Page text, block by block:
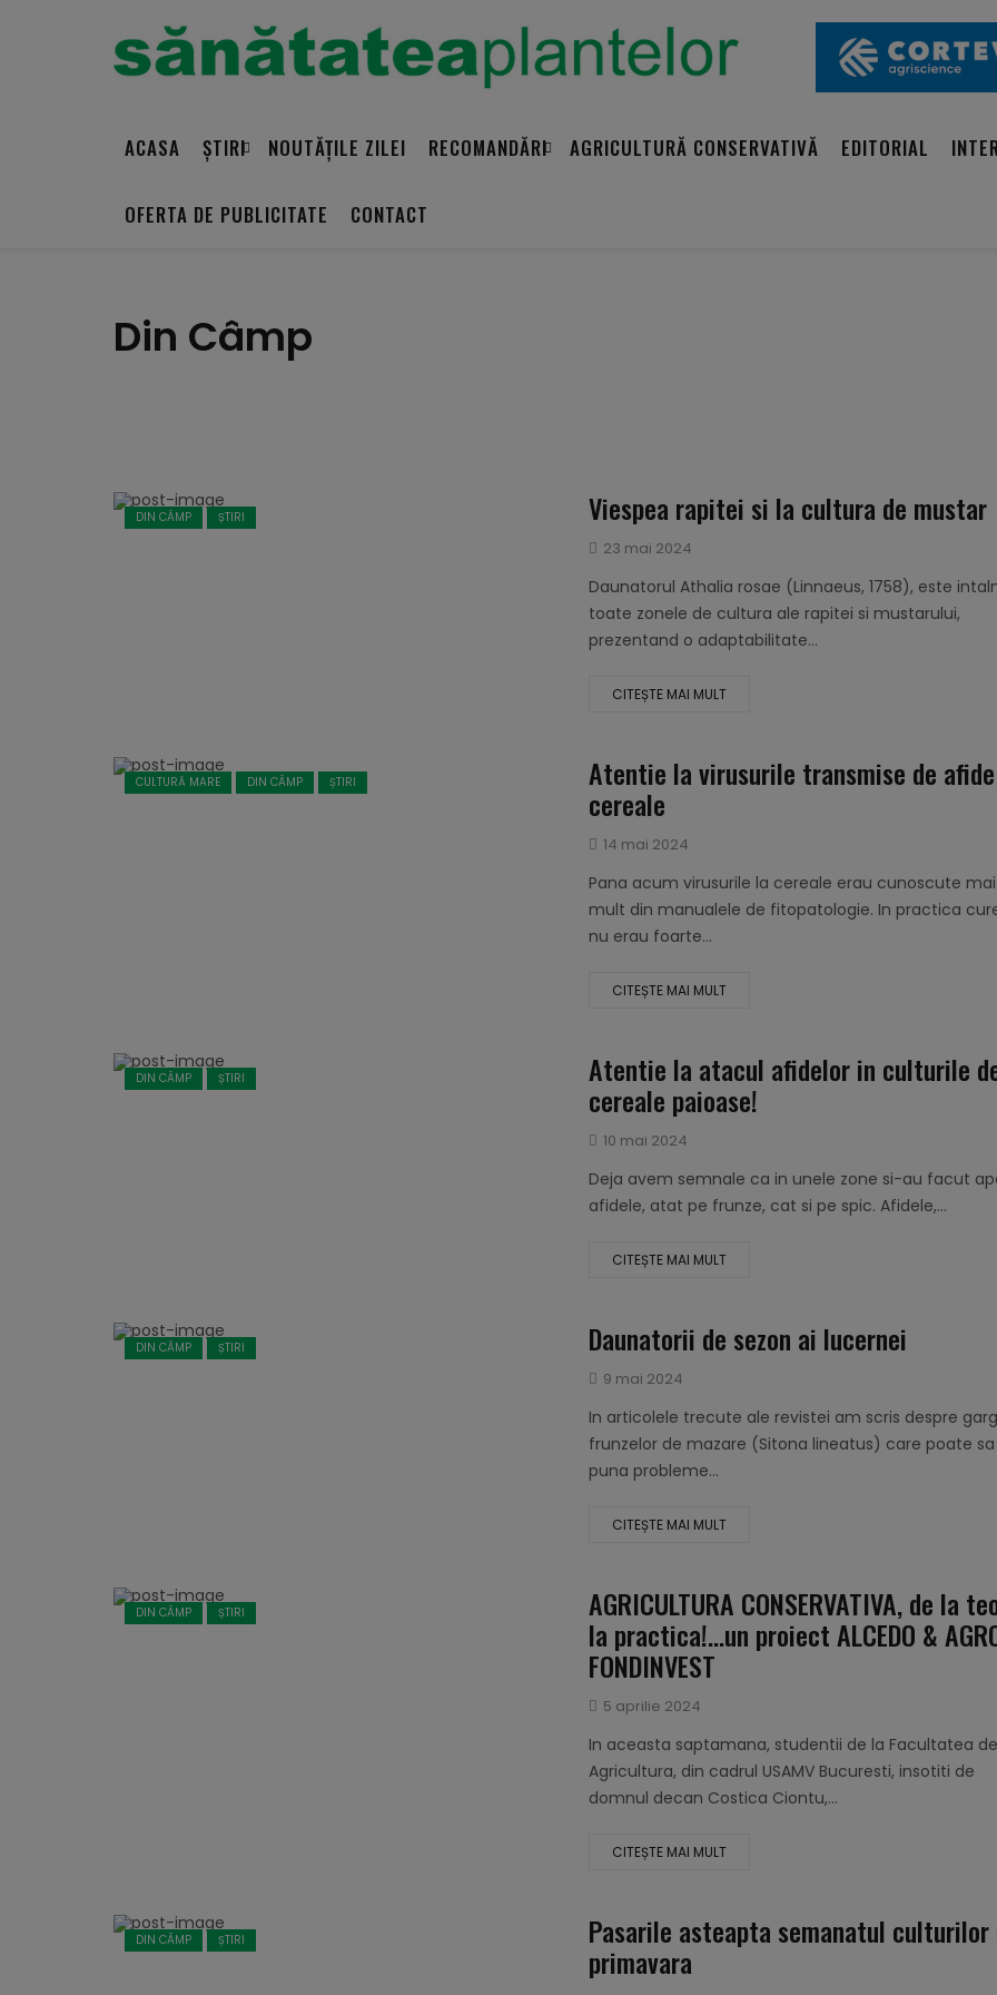
ACASA ȘTIRI NOUTĂȚILE ZILEI RECOMANDĂRI AGRICULTURĂ CONSERVATIVĂ EDITORIAL
OFERTA DE PUBLICITATE CONTACT
Din Câmp
DIN CÂMP ȘTIRI Viespea rapitei si la cultura de mustar
Publicat
23 mai 2024
Daunatorul Athalia rosae (Linnaeus, 1758), este
toate zonele de cultura ale rapitei si mustarului,
prezentand o adaptabilitate...
CITEȘTE MAI MULT
CULTURĂ MARE DIN CÂMP ȘTIRI Atentie la virusurile transmise de
cereale
Publicat
14 mai 2024
Pana acum virusurile la cereale erau cunoscute mai
mult din manualele de fitopatologie. In practica
nu erau foarte...
CITEȘTE MAI MULT
DIN CÂMP ȘTIRI Atentie la atacul afidelor in culturile
cereale paioase!
Publicat
pe
10 mai 2024
Deja avem semnale ca in unele zone si-au facut
afidele, atat pe frunze, cat si pe spic. Afidele,...
CITEȘTE MAI MULT
DIN CÂMP ȘTIRI Daunatorii de sezon ai lucernei
Publicat
9 mai 2024
In articolele trecute ale revistei am scris despre
frunzelor de mazare (Sitona lineatus) care poate sa
puna probleme...
CITEȘTE MAI MULT
DIN CÂMP ȘTIRI AGRICULTURA CONSERVATIVA, de la
la practica!…un proiect ALCEDO &
FONDINVEST
Publicat
5 aprilie 2024
In aceasta saptamana, studentii de la Facultatea de
Agricultura, din cadrul USAMV Bucuresti, insotiti de
domnul decan Costica Ciontu,...
CITEȘTE MAI MULT
DIN CÂMP ȘTIRI Pasarile asteapta semanatul culturilor
primavara